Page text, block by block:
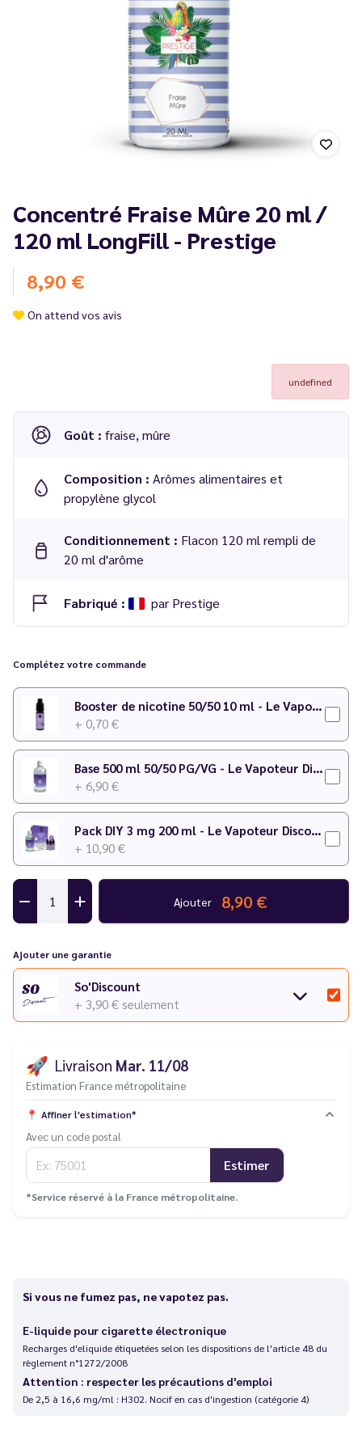
Concentré Fraise Mûre 20 ml /
120 ml LongFill - Prestige
8,90 €
On attend vos avis
undefined
Goût : fraise, mûre
Composition : Arômes alimentaires et
propylène glycol
Conditionnement : Flacon 120 ml rempli de
20 ml d'arôme
Fabriqué : par Prestige
Prestige Fruits
Dosage conseillé: rajout de 100 ml de base neutre (nicotinée
ou non)
Temps de maturation: 1 semaine
Complétez votre commande
Booster de nicotine 50/50 10 ml - Le Vapoteur Discount
+ 0,70 €
Base 500 ml 50/50 PG/VG - Le Vapoteur Discount
+ 6,90 €
Pack DIY 3 mg 200 ml - Le Vapoteur Discount
+ 10,90 €
Ajouter 8,90 €
Ajouter une garantie
So'Discount
+ 3,90 € seulement
🚀 Livraison Mar. 11/08
Estimation France métropolitaine
📍 Affiner l'estimation*
Avec un code postal
Estimer
*Service réservé à la France métropolitaine.
Si vous ne fumez pas, ne vapotez pas.
E-liquide pour cigarette électronique
Recharges d'eliquide étiquetées selon les dispositions de l'article 48 du
règlement n°1272/2008
Attention : respecter les précautions d'emploi
De 2,5 à 16,6 mg/ml : H302. Nocif en cas d'ingestion (catégorie 4)